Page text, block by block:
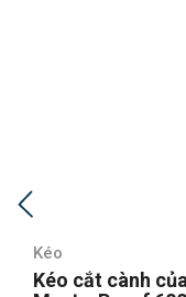
Kéo
Kéo cắt cành